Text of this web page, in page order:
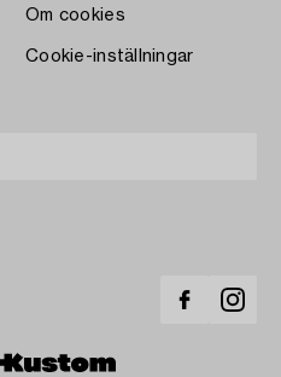
Om cookies
Cookie-inställningar